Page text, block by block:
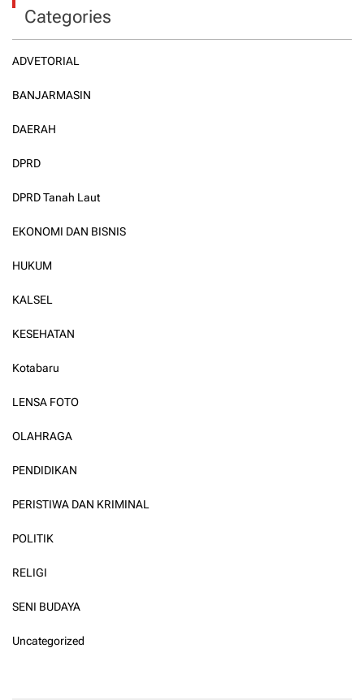
Categories
ADVETORIAL
BANJARMASIN
DAERAH
DPRD
DPRD Tanah Laut
EKONOMI DAN BISNIS
HUKUM
KALSEL
KESEHATAN
Kotabaru
LENSA FOTO
OLAHRAGA
PENDIDIKAN
PERISTIWA DAN KRIMINAL
POLITIK
RELIGI
SENI BUDAYA
Uncategorized